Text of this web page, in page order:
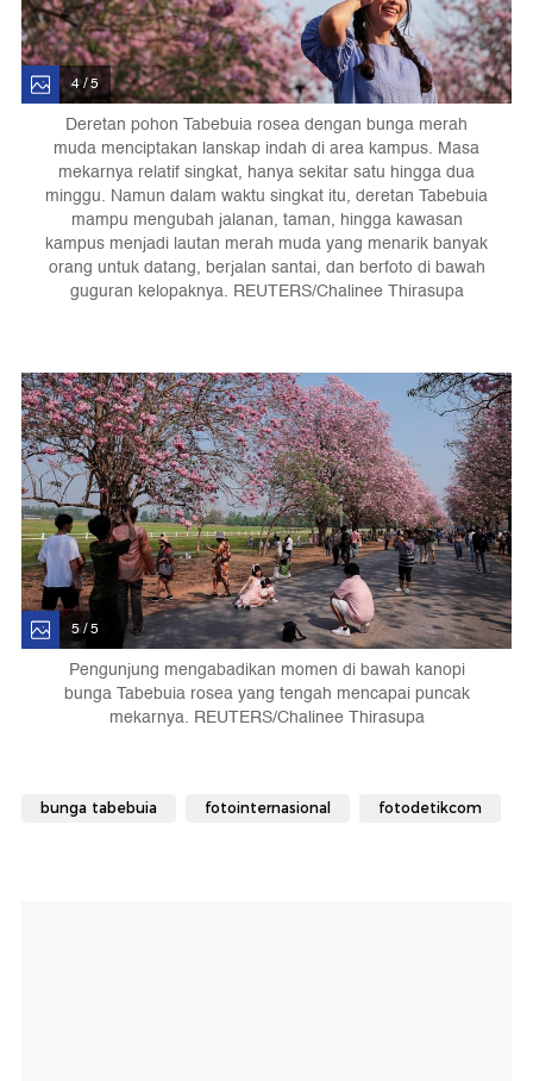
4 / 5
Deretan pohon Tabebuia rosea dengan bunga merah
muda menciptakan lanskap indah di area kampus. Masa
mekarnya relatif singkat, hanya sekitar satu hingga dua
minggu. Namun dalam waktu singkat itu, deretan Tabebuia
mampu mengubah jalanan, taman, hingga kawasan
kampus menjadi lautan merah muda yang menarik banyak
orang untuk datang, berjalan santai, dan berfoto di bawah
guguran kelopaknya. REUTERS/Chalinee Thirasupa
5 / 5
Pengunjung mengabadikan momen di bawah kanopi
bunga Tabebuia rosea yang tengah mencapai puncak
mekarnya. REUTERS/Chalinee Thirasupa
bunga tabebuia fotointernasional fotodetikcom